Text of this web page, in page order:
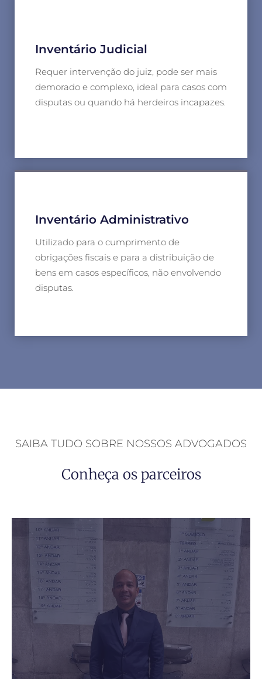
Inventário Judicial
Requer intervenção do juiz, pode ser mais
demorado e complexo, ideal para casos com
disputas ou quando há herdeiros incapazes.
Inventário Administrativo
Utilizado para o cumprimento de
obrigações fiscais e para a distribuição de
bens em casos específicos, não envolvendo
disputas.
SAIBA TUDO SOBRE NOSSOS ADVOGADOS
Conheça os parceiros